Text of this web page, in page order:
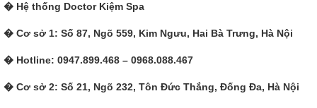
� Hệ thống Doctor Kiệm Spa
� Cơ sở 1: Số 87, Ngõ 559, Kim Ngưu, Hai Bà Trưng, Hà Nội
� Hotline: 0947.899.468 – 0968.088.467
� Cơ sở 2: Số 21, Ngõ 232, Tôn Đức Thắng, Đống Đa, Hà Nội